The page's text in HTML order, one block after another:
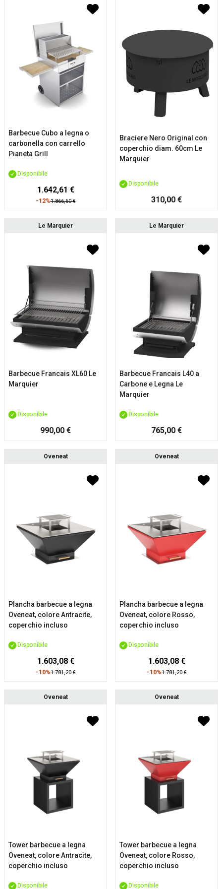
Barbecue Cubo a legna o
carbonella con carrello
Pianeta Grill
Disponibile
1.642,61 €
1.866,60 €
-12%
Braciere Nero Original con
coperchio diam. 60cm Le
Marquier
Disponibile
310,00 €
Le Marquier
Barbecue Francais XL60 Le
Marquier
Disponibile
990,00 €
Le Marquier
Barbecue Francais L40 a
Carbone e Legna Le
Marquier
Disponibile
765,00 €
Oveneat
Plancha barbecue a legna
Oveneat, colore Antracite,
coperchio incluso
Disponibile
1.603,08 €
1.781,20 €
-10%
Oveneat
Plancha barbecue a legna
Oveneat, colore Rosso,
coperchio incluso
Disponibile
1.603,08 €
1.781,20 €
-10%
Oveneat
Tower barbecue a legna
Oveneat, colore Antracite,
coperchio incluso
Disponibile
Oveneat
Tower barbecue a legna
Oveneat, colore Rosso,
coperchio incluso
Disponibile